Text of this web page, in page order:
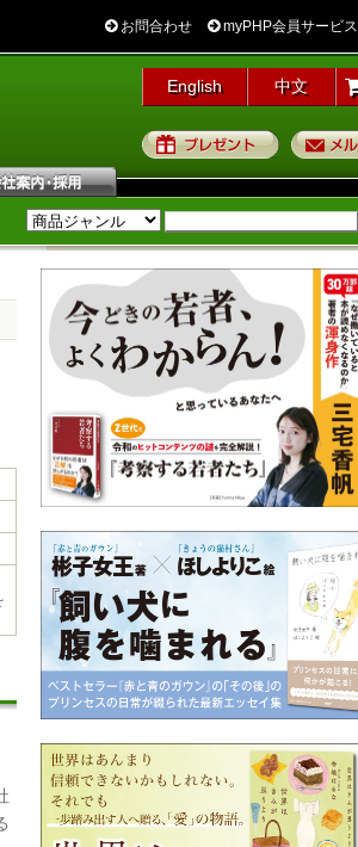
お問合わせ myPHP会員サービス
English 中文
プレゼント